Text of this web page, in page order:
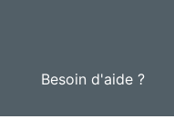
Besoin d'aide ?